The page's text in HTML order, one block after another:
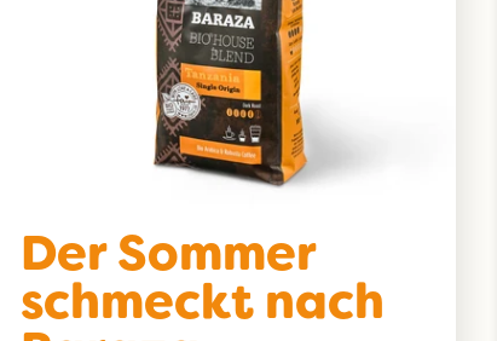
Der Sommer
schmeckt nach